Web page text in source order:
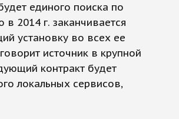
единого поиска по
2014 г. заканчивается
установку во всех ее
источник в крупной
контракт будет
локальных сервисов,